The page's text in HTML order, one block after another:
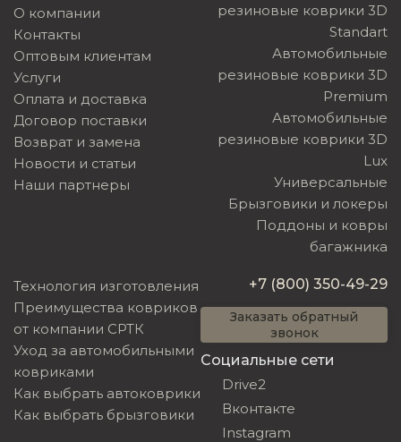
О компании
Контакты
Оптовым клиентам
Услуги
Оплата и доставка
Договор поставки
Возврат и замена
Новости и статьи
Наши партнеры
резиновые коврики 3D
Standart
Автомобильные
резиновые коврики 3D
Premium
Автомобильные
резиновые коврики 3D
Lux
Универсальные
Брызговики и локеры
Поддоны и ковры
багажника
Технология изготовления
Преимущества ковриков
от компании СРТК
Уход за автомобильными
ковриками
Как выбрать автоковрики
Как выбрать брызговики
+7 (800) 350-49-29
Заказать обратный
звонок
Социальные сети
Drive2
Вконтакте
Instagram